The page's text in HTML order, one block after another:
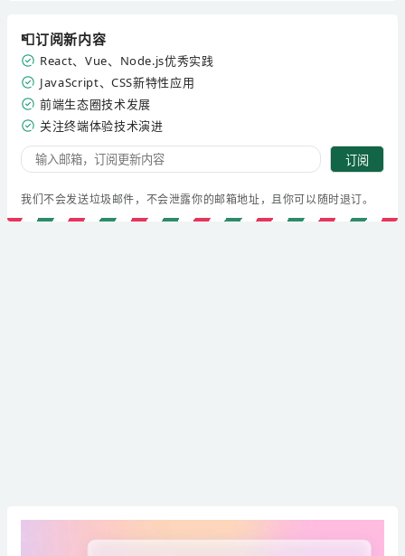
📮订阅新内容
React、Vue、Node.js优秀实践
JavaScript、CSS新特性应用
前端生态圈技术发展
关注终端体验技术演进
订阅
我们不会发送垃圾邮件，不会泄露你的邮箱地址，且你可以随时退订。